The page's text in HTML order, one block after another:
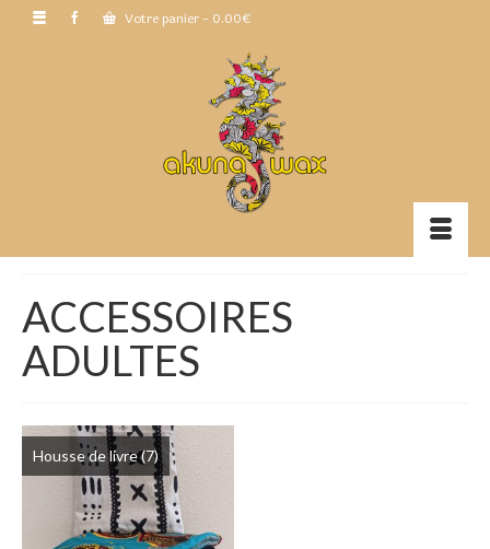
Votre panier - 0.00€
ACCESSOIRES
ADULTES
Housse de livre(7)